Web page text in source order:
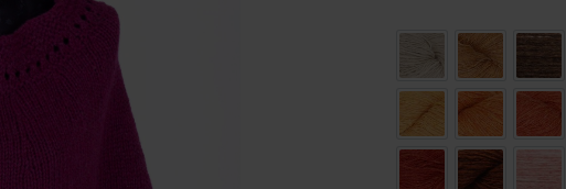
Almond 158goldcrest 118
sunrise 330
Saffron 155Ember 115